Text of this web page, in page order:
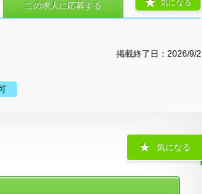
掲載終了日： 2026/9/2
気になる
この求人に応募する
気になる